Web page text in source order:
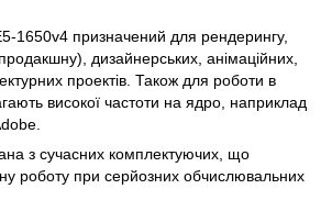
1650v4 призначений для рендерингу,
дизайнерських, анімаційних,
проектів. Також для роботи в
високої частоти на ядро, наприклад
з сучасних комплектуючих, що
роботу при серйозних обчислювальних